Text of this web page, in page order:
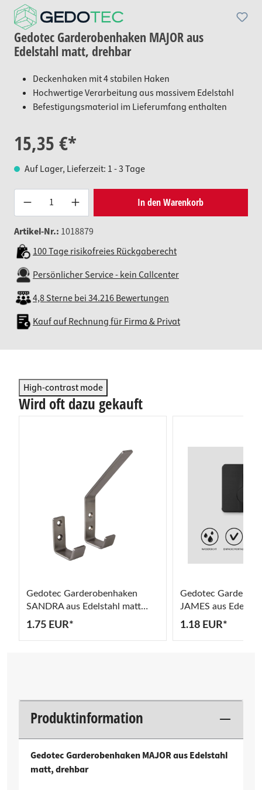
Gedotec Garderobenhaken MAJOR aus
Edelstahl matt, drehbar
Deckenhaken mit 4 stabilen Haken
Hochwertige Verarbeitung aus massivem Edelstahl
Befestigungsmaterial im Lieferumfang enthalten
15,35 €*
Auf Lager, Lieferzeit: 1 - 3 Tage
Produkt Anzahl: Gib den
In den Warenkorb
Artikel-Nr.: 1018879
100 Tage risikofreies Rückgaberecht
Persönlicher Service - kein Callcenter
4,8 Sterne bei 34.216 Bewertungen
Kauf auf Rechnung für Firma & Privat
High-contrast mode
Wird oft dazu gekauft
Gedotec Garderobenhaken
SANDRA aus Edelstahl matt
gebürstet
1.75 EUR*
Gedotec
JAMES aus
selbstklebend,
1.18 EUR*
Produktinformation
Gedotec Garderobenhaken MAJOR aus Edelstahl
matt, drehbar